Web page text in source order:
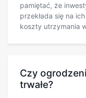
pamiętać, że
przekłada się na
koszty utrzymania
Czy
trwałe?